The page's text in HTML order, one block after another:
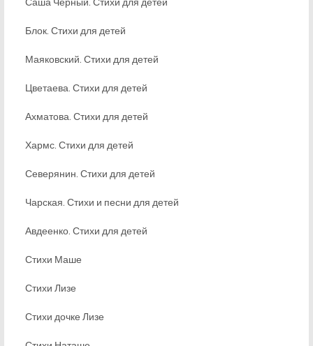
Блок. Стихи для детей
Маяковский. Стихи для детей
Цветаева. Стихи для детей
Ахматова. Стихи для детей
Хармс. Стихи для детей
Северянин. Стихи для детей
Чарская. Стихи и песни для детей
Авдеенко. Стихи для детей
Стихи Маше
Стихи Лизе
Стихи дочке Лизе